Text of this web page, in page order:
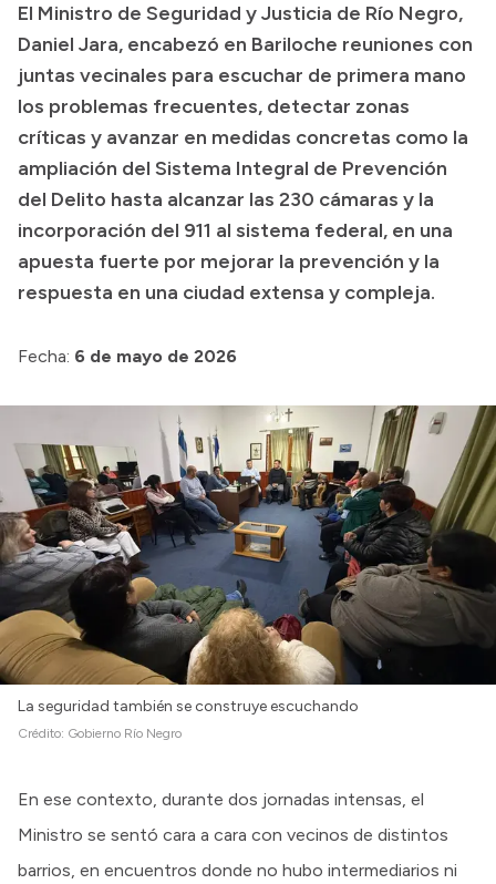
El Ministro de Seguridad y Justicia de Río Negro,
Daniel Jara, encabezó en Bariloche reuniones con
juntas vecinales para escuchar de primera mano
los problemas frecuentes, detectar zonas
críticas y avanzar en medidas concretas como la
ampliación del Sistema Integral de Prevención
del Delito hasta alcanzar las 230 cámaras y la
incorporación del 911 al sistema federal, en una
apuesta fuerte por mejorar la prevención y la
respuesta en una ciudad extensa y compleja.
Fecha: 6 de mayo de 2026
La seguridad también se construye escuchando
Crédito: Gobierno Río Negro
En ese contexto, durante dos jornadas intensas, el
Ministro se sentó cara a cara con vecinos de distintos
barrios, en encuentros donde no hubo intermediarios ni